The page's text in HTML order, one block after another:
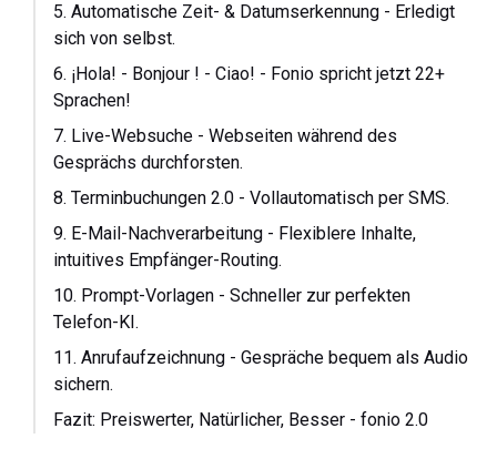
5. Automatische Zeit- & Datumserkennung - Erledigt
sich von selbst.
6. ¡Hola! - Bonjour ! - Ciao! - Fonio spricht jetzt 22+
Sprachen!
7. Live-Websuche - Webseiten während des
Gesprächs durchforsten.
8. Terminbuchungen 2.0 - Vollautomatisch per SMS.
9. E-Mail-Nachverarbeitung - Flexiblere Inhalte,
intuitives Empfänger-Routing.
10. Prompt-Vorlagen - Schneller zur perfekten
Telefon-KI.
11. Anrufaufzeichnung - Gespräche bequem als Audio
sichern.
Fazit: Preiswerter, Natürlicher, Besser - fonio 2.0